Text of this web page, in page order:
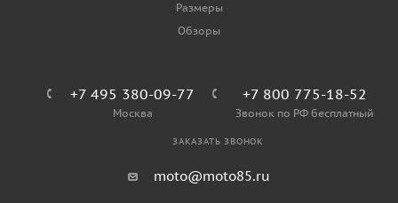
Размеры
Обзоры
+7 495 380-09-77
Москва
+7 800 775-18-52
Звонок по РФ бесплатный
ЗАКАЗАТЬ ЗВОНОК
moto@moto85.ru